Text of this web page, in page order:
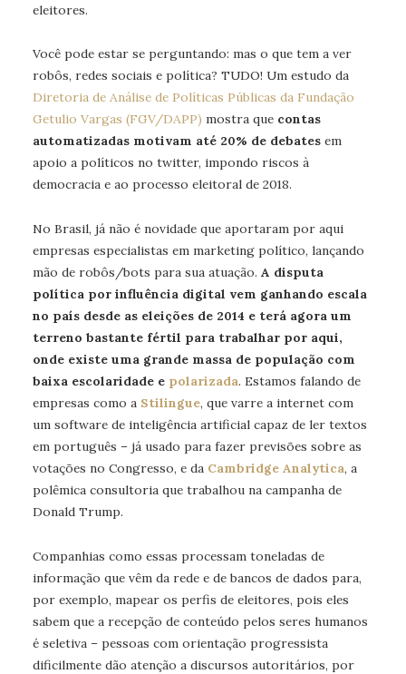
eleitores.
Você pode estar se perguntando: mas o que tem a ver
robôs, redes sociais e política? TUDO! Um estudo da
Diretoria de Análise de Políticas Públicas da Fundação
Getulio Vargas (FGV/DAPP) mostra que contas
automatizadas motivam até 20% de debates em
apoio a políticos no twitter, impondo riscos à
democracia e ao processo eleitoral de 2018.
No Brasil, já não é novidade que aportaram por aqui
empresas especialistas em marketing político, lançando
mão de robôs/bots para sua atuação. A disputa
política por influência digital vem ganhando escala
no país desde as eleições de 2014 e terá agora um
terreno bastante fértil para trabalhar por aqui,
onde existe uma grande massa de população com
baixa escolaridade e polarizada. Estamos falando de
empresas como a Stilingue, que varre a internet com
um software de inteligência artificial capaz de ler textos
em português – já usado para fazer previsões sobre as
votações no Congresso, e da Cambridge Analytica, a
polêmica consultoria que trabalhou na campanha de
Donald Trump.
Companhias como essas processam toneladas de
informação que vêm da rede e de bancos de dados para,
por exemplo, mapear os perfis de eleitores, pois eles
sabem que a recepção de conteúdo pelos seres humanos
é seletiva – pessoas com orientação progressista
dificilmente dão atenção a discursos autoritários, por